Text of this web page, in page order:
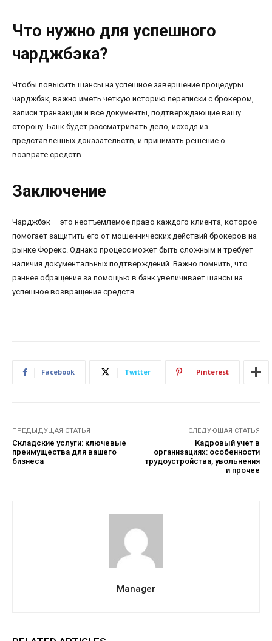
Что нужно для успешного
чарджбэка?
Чтобы повысить шансы на успешное завершение процедуры
чарджбэк, важно иметь четкую историю переписки с брокером,
записи транзакций и все документы, подтверждающие вашу
сторону. Банк будет рассматривать дело, исходя из
представленных доказательств, и принимать решение о
возврате средств.
Заключение
Чарджбэк — это неотъемлемое право каждого клиента, которое
помогает защитить его от мошеннических действий брокеров на
рынке Форекс. Однако процесс может быть сложным и требует
наличия документальных подтверждений. Важно помнить, что
раннее обращение за помощью в банк увеличивает шансы на
успешное возвращение средств.
Facebook Twitter Pinterest
ПРЕДЫДУЩАЯ СТАТЬЯ
Складские услуги: ключевые
преимущества для вашего
бизнеса
СЛЕДУЮЩАЯ СТАТЬЯ
Кадровый учет в
организациях: особенности
трудоустройства, увольнения
и прочее
Manager